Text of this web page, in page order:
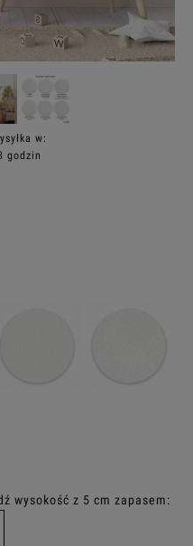
w:
godzin
wysokość z 5 cm zapasem: